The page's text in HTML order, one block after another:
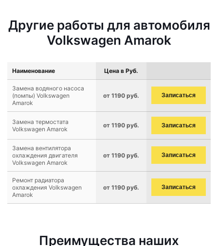
Другие работы для автомобиля
Volkswagen Amarok
Наименование Цена в Руб.
Замена водяного насоса
(помпы) Volkswagen
Amarok
от 1190 руб. Записаться
Замена термостата
Volkswagen Amarok
от 1190 руб. Записаться
Замена вентилятора
охлаждения двигателя
Volkswagen Amarok
от 1190 руб. Записаться
Ремонт радиатора
охлаждения Volkswagen
Amarok
от 1190 руб. Записаться
Преимущества наших